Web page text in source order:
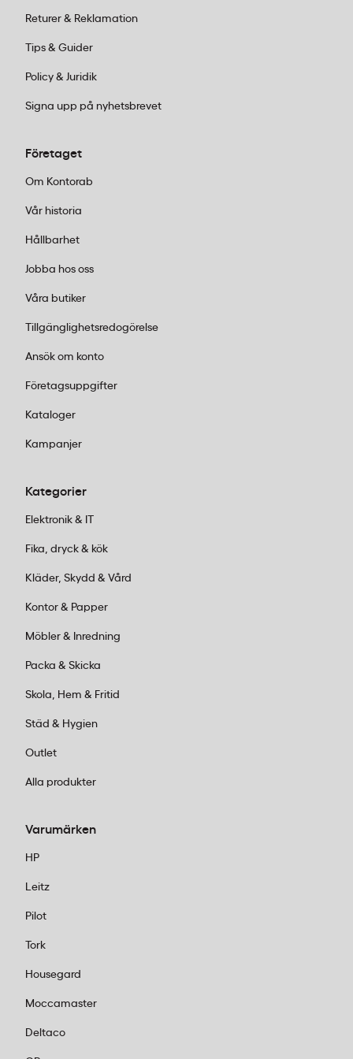
böjas.
Hur många matlådor ingår i en förpackning?
En förpackning Papstar bagasse 3-delad innehåller
300 stycken matlådor, vilket passar för
lunchservering eller måltidsleverans.
Returer & Reklamation
Tips & Guider
Policy & Juridik
Signa upp på nyhetsbrevet
Företaget
Om Kontorab
Vår historia
Hållbarhet
Jobba hos oss
Våra butiker
Tillgänglighetsredogörelse
Ansök om konto
Företagsuppgifter
Kataloger
Kampanjer
Kategorier
Elektronik & IT
Fika, dryck & kök
Kläder, Skydd & Vård
Kontor & Papper
Möbler & Inredning
Packa & Skicka
Skola, Hem & Fritid
Städ & Hygien
Outlet
Alla produkter
Varumärken
HP
Leitz
Pilot
Tork
Housegard
Moccamaster
Deltaco